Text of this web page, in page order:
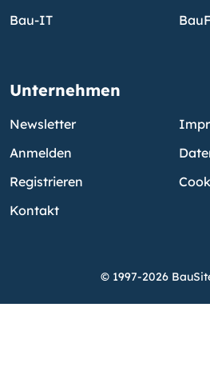
Bau-IT
Unternehmen
Newsletter
Anmelden
Registrieren
Kontakt
© 1997-2026